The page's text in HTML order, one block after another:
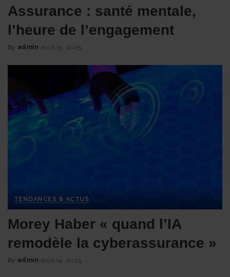
Assurance : santé mentale,
l’heure de l’engagement
Posted
By admin août 15, 2025
TENDANCES & ACTUS
Morey Haber « quand l’IA
remodèle la cyberassurance »
Posted
By admin août 14, 2025